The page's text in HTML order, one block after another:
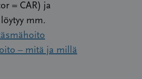
= CAR) ja
mm.
– mitä ja millä